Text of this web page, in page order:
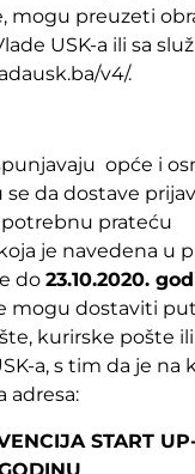
mogu preuzeti
USK-a ili sa
v4/.
opće i
se da dostave
prateću
je navedena u
do 23.10.2020.
mogu dostaviti
kurirske pošte
a, s tim da je na
adresa:
START